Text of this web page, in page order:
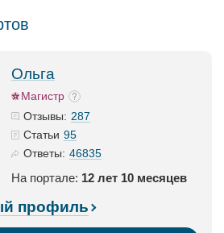
Ольга
Магистр
Отзывы: 287
Статьи 95
Ответы: 46835
На портале: 12 лет 10 месяцев
профиль